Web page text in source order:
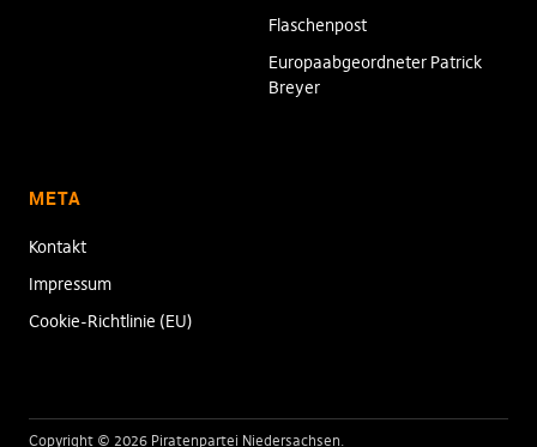
Flaschenpost
Europaabgeordneter Patrick
Breyer
META
Kontakt
Impressum
Cookie-Richtlinie (EU)
Copyright © 2026 Piratenpartei Niedersachsen